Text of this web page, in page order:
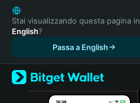
English
日本語
Tiếng Việt
Español (Latinoamérica)
Türkçe
Italiano
Stai visualizzando questa pagina in
English?
Passa a English